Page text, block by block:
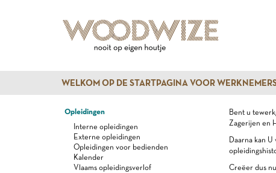
WELKOM OP DE STARTPAGINA VOOR
Opleidingen
Interne opleidingen
Externe opleidingen
Opleidingen voor bedienden
Kalender
Vlaams opleidingsverlof
Bent u
Zagerijen en
Daarna kan
Creëer dus